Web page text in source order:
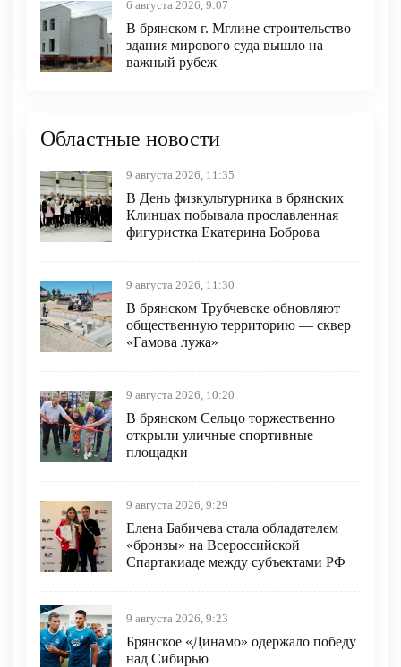
6 августа 2026, 9:07
В брянском г. Мглине строительство
здания мирового суда вышло на
важный рубеж
Областные новости
9 августа 2026, 11:35
В День физкультурника в брянских
Клинцах побывала прославленная
фигуристка Екатерина Боброва
9 августа 2026, 11:30
В брянском Трубчевске обновляют
общественную территорию — сквер
«Гамова лужа»
9 августа 2026, 10:20
В брянском Сельцо торжественно
открыли уличные спортивные
площадки
9 августа 2026, 9:29
Елена Бабичева стала обладателем
«бронзы» на Всероссийской
Спартакиаде между субъектами РФ
9 августа 2026, 9:23
Брянское «Динамо» одержало победу
над Сибирью